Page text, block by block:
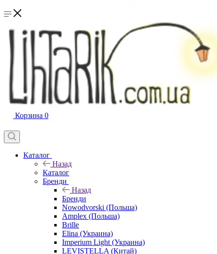
Корзина 0
Каталог
Назад
Каталог
Бренди
Назад
Бренди
Nowodvorski (Польша)
Amplex (Польша)
Brille
Elina (Украина)
Imperium Light (Украина)
LEVISTELLA (Китай)